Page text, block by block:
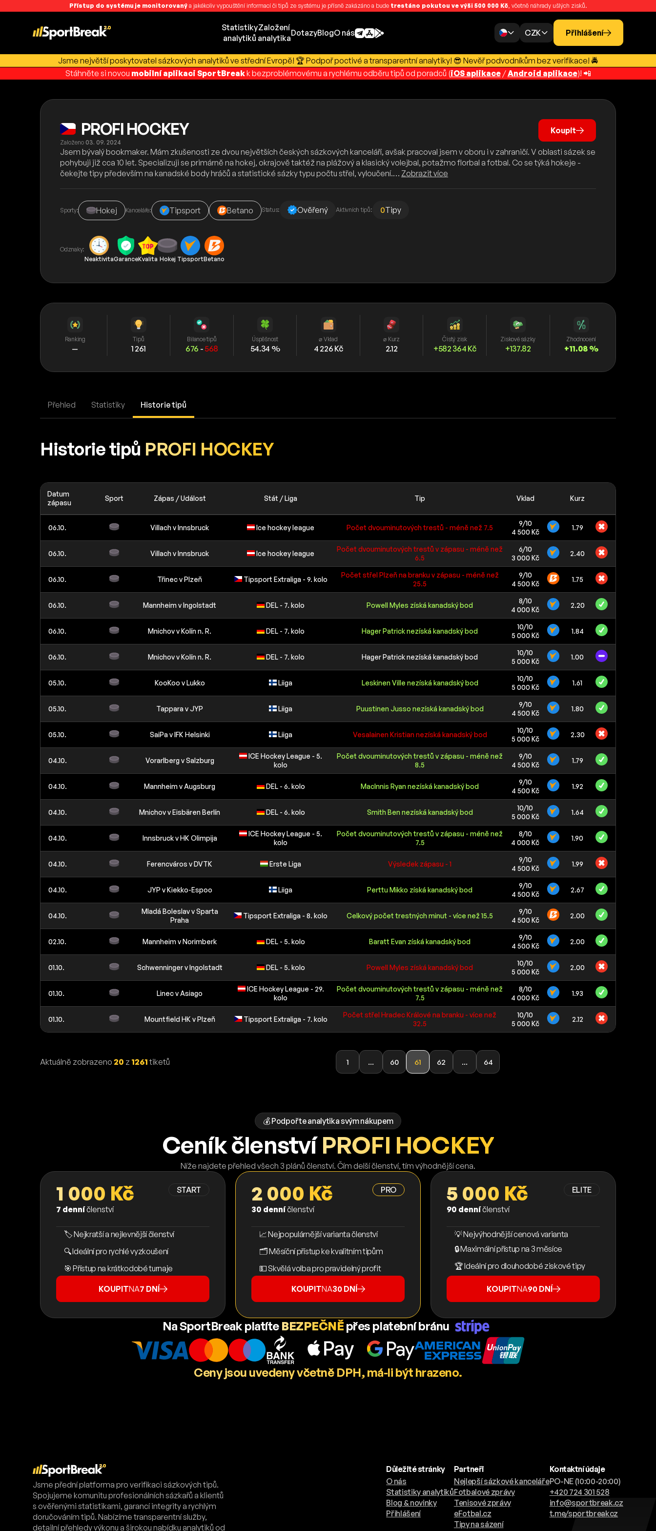
Přístup do systému je monitorovanýa jakékoliv vypouštění informací či tipů ze systému je přísně zakázáno a bude trestáno pokutou ve výši 500 000 Kč, včetně náhrady ušlých zisků.
Statistiky
analytiků
Založení
analytika
DotazyBlogO nás CZK Přihlášení
Jsme největší poskytovatel sázkových analytiků ve střední Evropě! 🏆 Podpoř poctivé a transparentní analytiky! 😎 Nevěř podvodníkům bez verifikace! 🚔
Stáhněte si novou mobilní aplikaci SportBreakk bezproblémovému a rychlému odběru tipů od poradců (iOS aplikace/Android aplikace)! 📲
PROFI HOCKEY
Založeno 03. 09. 2024
Koupit
Jsem bývalý bookmaker. Mám zkušenosti ze dvou největších českých sázkových kanceláří, avšak pracoval jsem v oboru i v zahraničí. V oblasti sázek se
pohybuji již cca 10 let. Specializuji se primárně na hokej, okrajově taktéž na plážový a klasický volejbal, potažmo florbal a fotbal. Co se týká hokeje -
čekejte tipy především na kanadské body hráčů a statistické sázky typu počtu střel, vyloučení.… Zobrazit více
Sporty: Hokej Kanceláře: Tipsport Betano Status: Ověřený Aktivních tipů: 0Tipy
Odznaky:
NeaktivitaGaranceKvalita Hokej TipsportBetano
Ranking
—
Tipů
1 261
Bilance tipů
676 - 568
Úspěšnost
54.34 %
⌀ Vklad
4 226 Kč
⌀ Kurz
2.12
Čistý zisk
+582 364 Kč
Ziskové sázky
+137.82
Zhodnocení
+11.08 %
Přehled Statistiky Historie tipů
Historie tipů PROFI HOCKEY
Datum
zápasu
Sport Zápas / Událost Stát / Liga Tip Vklad Kurz
06.10. Villach v Innsbruck Ice hockey league Počet dvouminutových trestů - méně než 7.5
9/10
4 500 Kč
1.79
06.10. Villach v Innsbruck Ice hockey league
Počet dvouminutových trestů v zápasu - méně než
6.5
6/10
3 000 Kč
2.40
06.10. Třinec v Plzeň Tipsport Extraliga - 9. kolo
Počet střel Plzeň na branku v zápasu - méně než
25.5
9/10
4 500 Kč
1.75
06.10. Mannheim v Ingolstadt DEL - 7. kolo Powell Myles získá kanadský bod
8/10
4 000 Kč
2.20
06.10. Mnichov v Kolín n. R. DEL - 7. kolo Hager Patrick nezíská kanadský bod
10/10
5 000 Kč
1.84
06.10. Mnichov v Kolín n. R. DEL - 7. kolo Hager Patrick nezíská kanadský bod
10/10
5 000 Kč
1.00
05.10. KooKoo v Lukko Liiga Leskinen Ville nezíská kanadský bod
10/10
5 000 Kč
1.61
05.10. Tappara v JYP Liiga Puustinen Jusso nezíská kanadský bod
9/10
4 500 Kč
1.80
05.10. SaiPa v IFK Helsinki Liiga Vesalainen Kristian nezíská kanadský bod
10/10
5 000 Kč
2.30
04.10. Vorarlberg v Salzburg
ICE Hockey League - 5.
kolo
Počet dvouminutových trestů v zápasu - méně než
8.5
9/10
4 500 Kč
1.79
04.10. Mannheim v Augsburg DEL - 6. kolo MacInnis Ryan nezíská kanadský bod
9/10
4 500 Kč
1.92
04.10. Mnichov v Eisbären Berlín DEL - 6. kolo Smith Ben nezíská kanadský bod
10/10
5 000 Kč
1.64
04.10. Innsbruck v HK Olimpija
ICE Hockey League - 5.
kolo
Počet dvouminutových trestů v zápasu - méně než
7.5
8/10
4 000 Kč
1.90
04.10. Ferencváros v DVTK Erste Liga Výsledek zápasu - 1
9/10
4 500 Kč
1.99
04.10. JYP v Kiekko-Espoo Liiga Perttu Mikko získá kanadský bod
9/10
4 500 Kč
2.67
04.10.
Mladá Boleslav v Sparta
Praha
Tipsport Extraliga - 8. kolo Celkový počet trestných minut - více než 15.5
9/10
4 500 Kč
2.00
02.10. Mannheim v Norimberk DEL - 5. kolo Baratt Evan získá kanadský bod
9/10
4 500 Kč
2.00
01.10. Schwenninger v Ingolstadt DEL - 5. kolo Powell Myles získá kanadský bod
10/10
5 000 Kč
2.00
01.10. Linec v Asiago
ICE Hockey League - 29.
kolo
Počet dvouminutových trestů v zápasu - méně než
7.5
8/10
4 000 Kč
1.93
01.10. Mountfield HK v Plzeň Tipsport Extraliga - 7. kolo
Počet střel Hradec Králové na branku - více než
32.5
10/10
5 000 Kč
2.12
Aktuálně zobrazeno 20 z 1261tiketů 1 ... 60 61 62 ... 64
💰 Podpořte analytika svým nákupem
Ceník členstvíPROFI HOCKEY
Níže najdete přehled všech 3 plánů členství. Čím delší členství, tím výhodnější cena.
START
1 000 Kč
7 denníčlenství
🏷️ Nejkratší a nejlevnější členství
🔍 Ideální pro rychlé vyzkoušení
🎯 Přístup na krátkodobé turnaje
KOUPITNA7 DNÍ
PRO
2 000 Kč
30 denníčlenství
📈 Nejpopulárnější varianta členství
🗂️ Měsíční přístup ke kvalitním tipům
💵 Skvělá volba pro pravidelný profit
KOUPITNA30 DNÍ
ELITE
5 000 Kč
90 denníčlenství
💡 Nejvýhodnější cenová varianta
🔒 Maximální přístup na 3 měsíce
🏆 Ideální pro dlouhodobé ziskové tipy
KOUPITNA90 DNÍ
Na SportBreak platíte BEZPEČNĚ přes platební bránu
Ceny jsou uvedeny včetně DPH, má-li být hrazeno.
Jsme přední platforma pro verifikaci sázkových tipů.
Spojujeme komunitu profesionálních sázkařů a klientů
s ověřenými statistikami, garancí integrity a rychlým
doručováním tipů. Nabízíme transparentní služby,
detailní přehledy výkonu a širokou nabídku analytiků od
Důležité stránky
O nás
Statistiky analytiků
Blog & novinky
Přihlášení
Partneři
Nejlepší sázkové kanceláře
Fotbalové zprávy
Tenisové zprávy
eFotbal.cz
Tipy na sázení
Kontaktní údaje
PO-NE (10:00-20:00)
+420 724 301 528
info@sportbreak.cz
t.me/sportbreakcz